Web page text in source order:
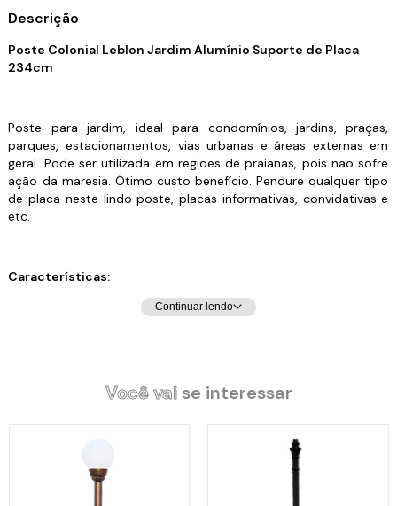
Descrição
Poste Colonial Leblon Jardim Alumínio Suporte de Placa
234cm
Poste para jardim, ideal para condomínios, jardins, praças,
parques, estacionamentos, vias urbanas e áreas externas em
geral. Pode ser utilizada em regiões de praianas, pois não sofre
ação da maresia. Ótimo custo benefício. Pendure qualquer tipo
de placa neste lindo poste, placas informativas, convidativas e
etc.
Características:
Cores disponíveis: Preto Brilhante, Branco, Dourado Craqueado,
Dourado Pátina, Ouro Velho, Preto Fosco, Amarelo, Vermelho,
secundária do anúncio. Se o comprador não se pronunciar
quanto a cor, será enviada a cor padrão Dourado Craqueado.
Diâmetro dos Braços: 62cm.
Continuar lendo
Você vaise interessar